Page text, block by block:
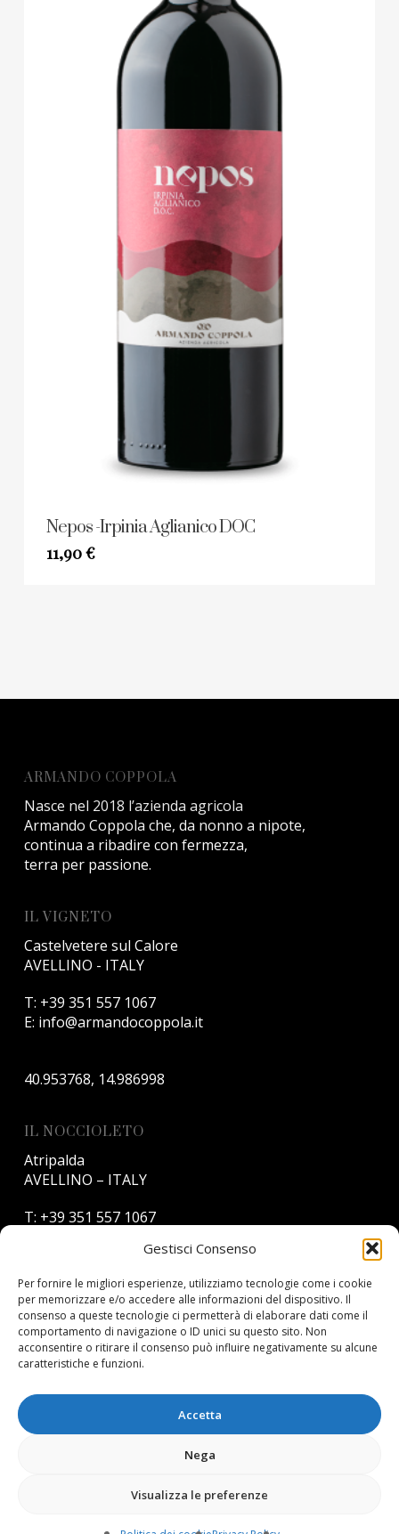
Gestisci Consenso
Per fornire le migliori esperienze, utilizziamo tecnologie come i cookie
per memorizzare e/o accedere alle informazioni del dispositivo. Il
consenso a queste tecnologie ci permetterà di elaborare dati come il
comportamento di navigazione o ID unici su questo sito. Non
acconsentire o ritirare il consenso può influire negativamente su alcune
caratteristiche e funzioni.
Accetta
Nega
Visualizza le preferenze
Nepos -Irpinia Aglianico DOC
11,90€
ARMANDO COPPOLA
Nasce nel 2018 l’azienda agricola
Armando Coppola che, da nonno a nipote,
continua a ribadire con fermezza,
terra per passione.
IL VIGNETO
Castelvetere sul Calore
AVELLINO - ITALY
T: +39 351 557 1067
E: info@armandocoppola.it
40.953768, 14.986998
IL NOCCIOLETO
Atripalda
AVELLINO – ITALY
T: +39 351 557 1067
PRIVACY
Privacy Policy
Politica dei cookie (UE)
Azienda Agricola Armando Coppola
Concept & Design: Volare Design Studio